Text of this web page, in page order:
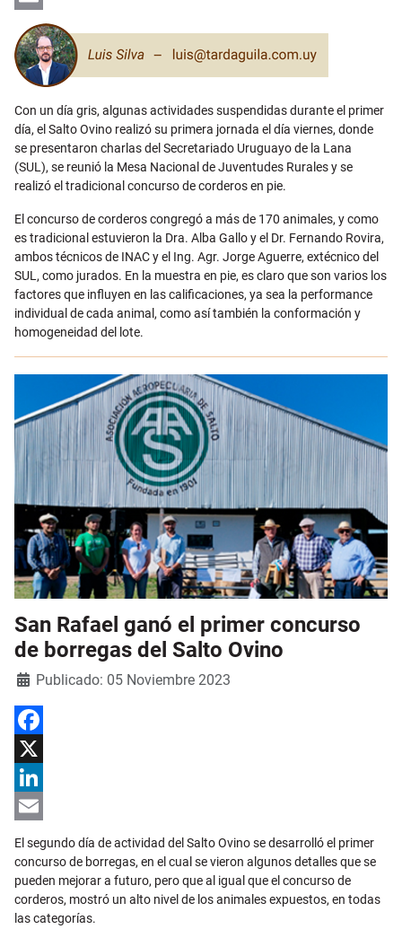
Email
Con un día gris, algunas actividades suspendidas durante el primer
día, el Salto Ovino realizó su primera jornada el día viernes, donde
se presentaron charlas del Secretariado Uruguayo de la Lana
(SUL), se reunió la Mesa Nacional de Juventudes Rurales y se
realizó el tradicional concurso de corderos en pie.
El concurso de corderos congregó a más de 170 animales, y como
es tradicional estuvieron la Dra. Alba Gallo y el Dr. Fernando Rovira,
ambos técnicos de INAC y el Ing. Agr. Jorge Aguerre, extécnico del
SUL, como jurados. En la muestra en pie, es claro que son varios los
factores que influyen en las calificaciones, ya sea la performance
individual de cada animal, como así también la conformación y
homogeneidad del lote.
San Rafael ganó el primer concurso
de borregas del Salto Ovino
Detalles
Publicado: 05 Noviembre 2023
Facebook
X
LinkedIn
Email
El segundo día de actividad del Salto Ovino se desarrolló el primer
concurso de borregas, en el cual se vieron algunos detalles que se
pueden mejorar a futuro, pero que al igual que el concurso de
corderos, mostró un alto nivel de los animales expuestos, en todas
las categorías.